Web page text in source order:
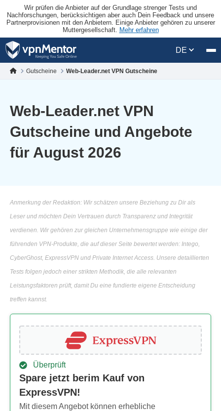
Wir prüfen die Anbieter auf der Grundlage strenger Tests und
Nachforschungen, berücksichtigen aber auch Dein Feedback und unsere
Partnerprovisionen mit den Anbietern. Einige Anbieter gehören zu unserer
Muttergesellschaft. Mehr erfahren
DE
Gutscheine Web-Leader.net VPN Gutscheine
Web-Leader.net VPN
Gutscheine und Angebote
für August 2026
Anmerkung der Redaktion: Wir schätzen unsere Beziehung zu Dir als
Leser und möchten Dein Vertrauen durch Transparenz und Integrität
verdienen. Wir gehören zur gleichen Unternehmensgruppe wie einige der
führenden VPN-Produkte, die auf dieser Seite bewertet werden: Intego,
CyberGhost, ExpressVPN und Private Internet Access. Unsere detaillierten
Tests folgen jedoch einer strikten Methodik, die alle relevanten
Leistungsfaktoren prüft, damit Du eine fundierte eigene Entscheidung
treffen kannst.
Überprüft
Spare jetzt berim Kauf von
ExpressVPN!
Mit diesem Angebot können erhebliche